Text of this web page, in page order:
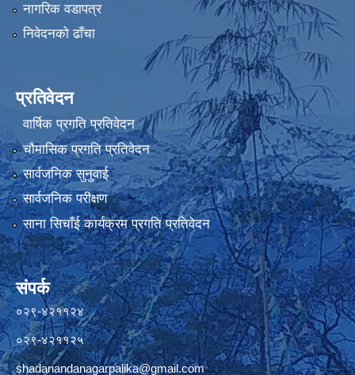
नागरिक वडापत्र
निवेदनको ढाँचा
प्रतिवेदन
वार्षिक प्रगति प्रतिवेदन
चौमासिक प्रगति प्रतिवेदन
सार्वजनिक सुनुवाई
सार्वजनिक परीक्षण
साना सिचाँई कार्यक्रम प्रगति प्रतिवेदन
संपर्क
०२९-४२११२४
०२९-४२११२५
shadanandanagarpalika@gmail.com